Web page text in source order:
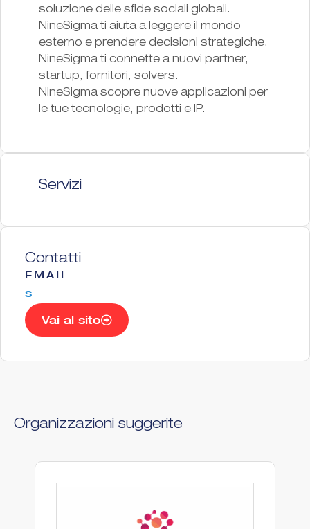
soluzione delle sfide sociali globali.
NineSigma ti aiuta a leggere il mondo
esterno e prendere decisioni strategiche.
NineSigma ti connette a nuovi partner,
startup, fornitori, solvers.
NineSigma scopre nuove applicazioni per
le tue tecnologie, prodotti e IP.
Servizi
Contatti
EMAIL
s
Vai al sito
Organizzazioni suggerite